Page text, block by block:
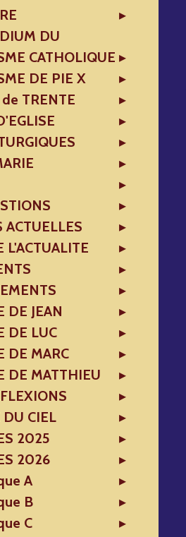
DU
CATHOLIQUE
DE PIE X
TRENTE
ACTUELLES
L'ACTUALITE
DE JEAN
DE LUC
DE MARC
DE MATTHIEU
DU CIEL
2025
2026
A
B
C